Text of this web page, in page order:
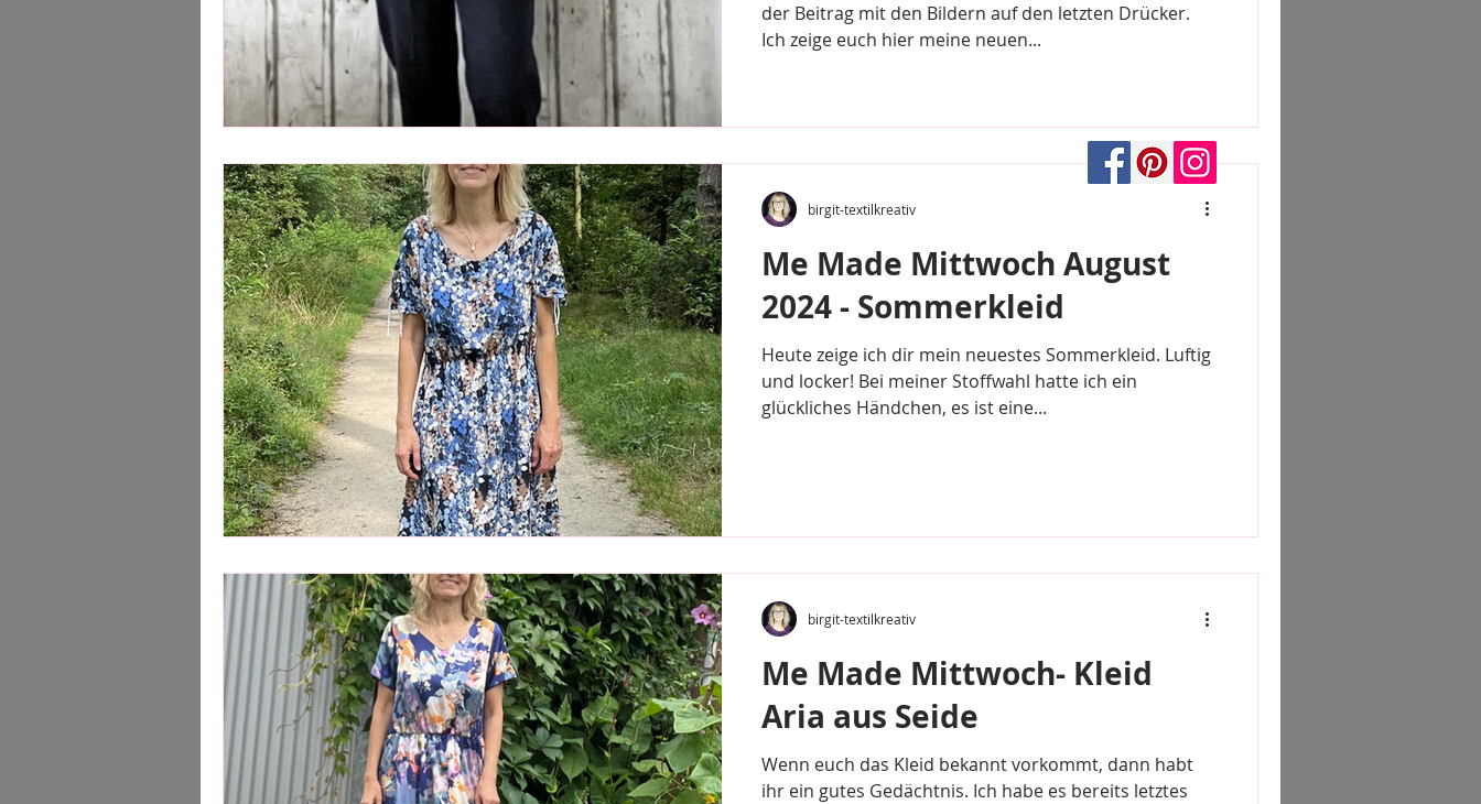
der Beitrag mit den Bildern auf den letzten Drücker.
Ich zeige euch hier meine neuen...
Me Made Mittwoch August
2024 - Sommerkleid
Heute zeige ich dir mein neuestes Sommerkleid. Luftig
und locker! Bei meiner Stoffwahl hatte ich ein
glückliches Händchen, es ist eine...
birgit-textilkreativ
Me Made Mittwoch- Kleid
Aria aus Seide
Wenn euch das Kleid bekannt vorkommt, dann habt
ihr ein gutes Gedächtnis. Ich habe es bereits letztes
birgit-textilkreativ